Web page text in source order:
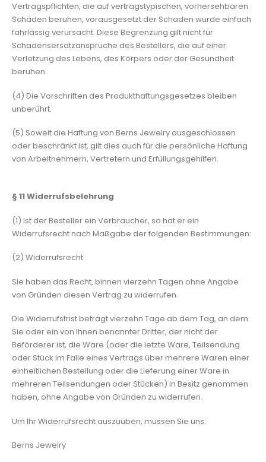
Vertragspflichten, die auf vertragstypischen, vorhersehbaren
Schäden beruhen, vorausgesetzt der Schaden wurde einfach
fahrlässig verursacht. Diese Begrenzung gilt nicht für
Schadensersatzansprüche des Bestellers, die auf einer
Verletzung des Lebens, des Körpers oder der Gesundheit
beruhen.
(4) Die Vorschriften des Produkthaftungsgesetzes bleiben
unberührt.
(5) Soweit die Haftung von Berns Jewelry ausgeschlossen
oder beschränkt ist, gilt dies auch für die persönliche Haftung
von Arbeitnehmern, Vertretern und Erfüllungsgehilfen.
§ 11Widerrufsbelehrung
(1) Ist der Besteller ein Verbraucher, so hat er ein
Widerrufsrecht nach Maßgabe der folgenden Bestimmungen:
(2) Widerrufsrecht
Sie haben das Recht, binnen vierzehn Tagen ohne Angabe
von Gründen diesen Vertrag zu widerrufen.
Die Widerrufsfrist beträgt vierzehn Tage ab dem Tag, an dem
Sie oder ein von Ihnen benannter Dritter, der nicht der
Beförderer ist, die Ware (oder die letzte Ware, Teilsendung
oder Stück im Falle eines Vertrags über mehrere Waren einer
einheitlichen Bestellung oder die Lieferung einer Ware in
mehreren Teilsendungen oder Stücken) in Besitz genommen
haben, ohne Angabe von Gründen zu widerrufen.
Um Ihr Widerrufsrecht auszuüben, müssen Sie uns:
Berns Jewelry